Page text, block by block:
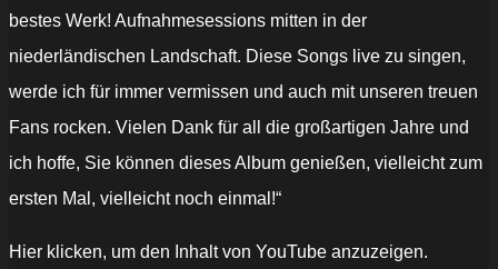
bestes Werk! Aufnahmesessions mitten in der
niederländischen Landschaft. Diese Songs live zu singen,
werde ich für immer vermissen und auch mit unseren treuen
Fans rocken. Vielen Dank für all die großartigen Jahre und
ich hoffe, Sie können dieses Album genießen, vielleicht zum
ersten Mal, vielleicht noch einmal!“
„Sweet
Enclosure“
Hier klicken, um den Inhalt von YouTube anzuzeigen.